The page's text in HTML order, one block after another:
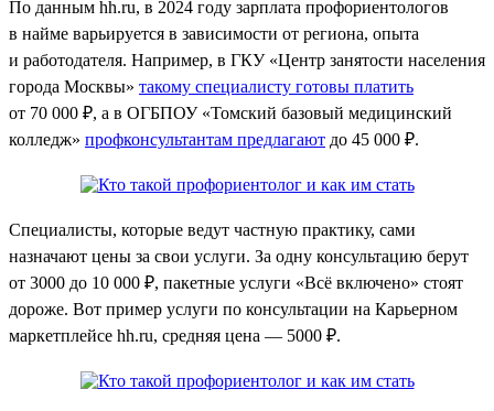
По данным hh.ru, в 2024 году зарплата профориентологов
в найме варьируется в зависимости от региона, опыта
и работодателя. Например, в ГКУ «Центр занятости населения
города Москвы» такому специалисту готовы платить
от 70 000 ₽, а в ОГБПОУ «Томский базовый медицинский
колледж» профконсультантам предлагают до 45 000 ₽.
Специалисты, которые ведут частную практику, сами
назначают цены за свои услуги. За одну консультацию берут
от 3000 до 10 000 ₽, пакетные услуги «Всё включено» стоят
дороже. Вот пример услуги по консультации на Карьерном
маркетплейсе hh.ru, средняя цена — 5000 ₽.